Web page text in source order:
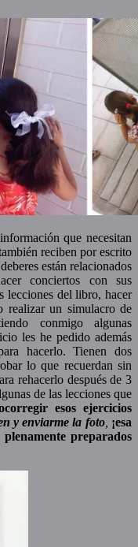
que necesitan
reciben por escrito
están relacionados
conciertos con sus
lecciones del libro, hacer
realizar un simulacro de
conmigo algunas
les he pedido además
hacerlo. Tienen dos
lo que recuerdan sin
rehacerlo después de 3
de las lecciones que
esos ejercicios
y enviarme la foto, ¡esa
preparados